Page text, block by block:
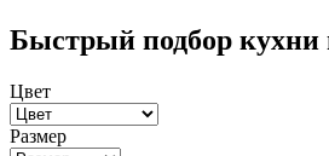
Быстрый подбор кухни
Цвет
Размер